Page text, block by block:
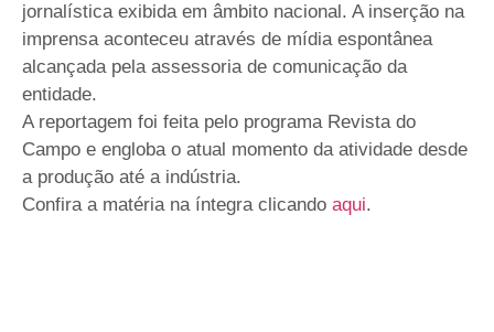
jornalística exibida em âmbito nacional. A inserção na
imprensa aconteceu através de mídia espontânea
alcançada pela assessoria de comunicação da
entidade.
A reportagem foi feita pelo programa Revista do
Campo e engloba o atual momento da atividade desde
a produção até a indústria.
Confira a matéria na íntegra clicando aqui.